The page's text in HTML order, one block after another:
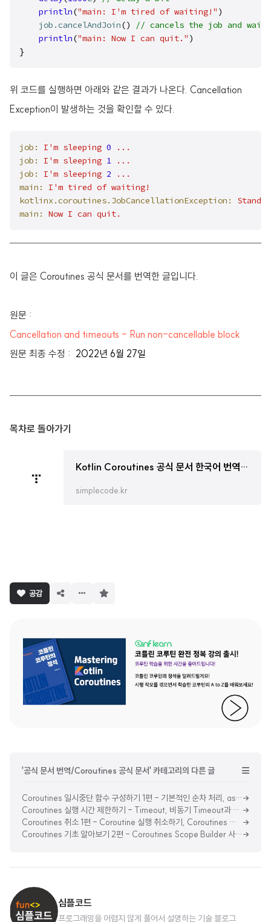
println("main: I'm tired of waiting!" )
job .cancelAndJoin()
// cancels the job and
println("main: Now I can quit." )
}
위 코드를 실행하면 아래와 같은 결과가 나온다. Cancellation
Exception이 발생하는 것을 확인할 수 있다.
job: I'm sleeping 0
...
job:
I'm sleeping 1
...
job:
I'm sleeping 2
...
main:
I'm tired of waiting!
kotlinx.coroutines.JobCancellationException:
main:
Now I can quit.
이 글은 Coroutines 공식 문서를 번역한 글입니다.
원문 :
Cancellation and timeouts - Run non-cancellable block
원문 최종 수정 : 2022년 6월 27일
목차로 돌아가기
Kotlin Coroutines 공식 문서 한국어 번역본 : Coroutines 한 번에 정리하기
simplecode.kr
공감
'공식 문서 번역/Coroutines 공식 문서' 카테고리의 다른 글
Coroutines 일시중단 함수 구성하기 1편 - 기본적인 순차 처리, async를 사용한 동시성, async lazy하게 시작하기
Coroutines 실행 시간 제한하기 - Timeout, 비동기 Timeout과 리소스
Coroutines 취소 1편 - Coroutine 실행 취소하기, Coroutines 취소는 협력적이다, Coroutine의 Computation 코드를 취소 가능하게 만들기
Coroutines 기초 알아보기 2편 - Coroutines Scope Builder 사용하기, Coroutine Job 명시적으로 사용하기, Coroutines는 light-weight 이다
심플코드
프로그래밍을 어렵지 않게 풀어서 설명하는 기술 블로그